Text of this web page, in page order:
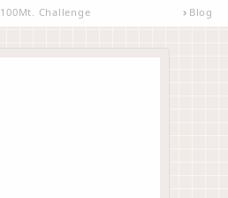
100Mt. Challenge Blog